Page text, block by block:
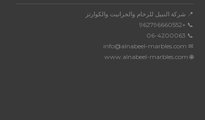
📍 شركة النبيل للرخام والجرانيت والكوارتز
📞 +962796660552
📞 06-4200063
✉ info@alnabeel-marbles.com
🌐 www.alnabeel-marbles.com